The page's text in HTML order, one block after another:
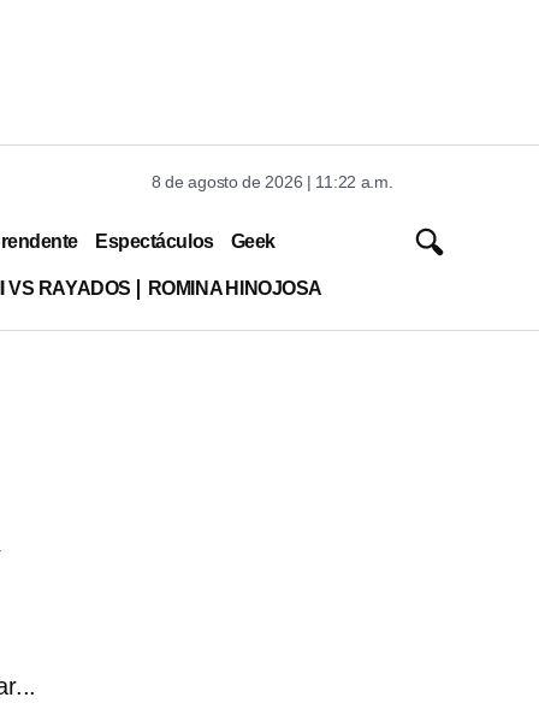
8 de agosto de 2026 | 11:22 a.m.
Espectáculos Geek
VS RAYADOS ROMINA HINOJOSA